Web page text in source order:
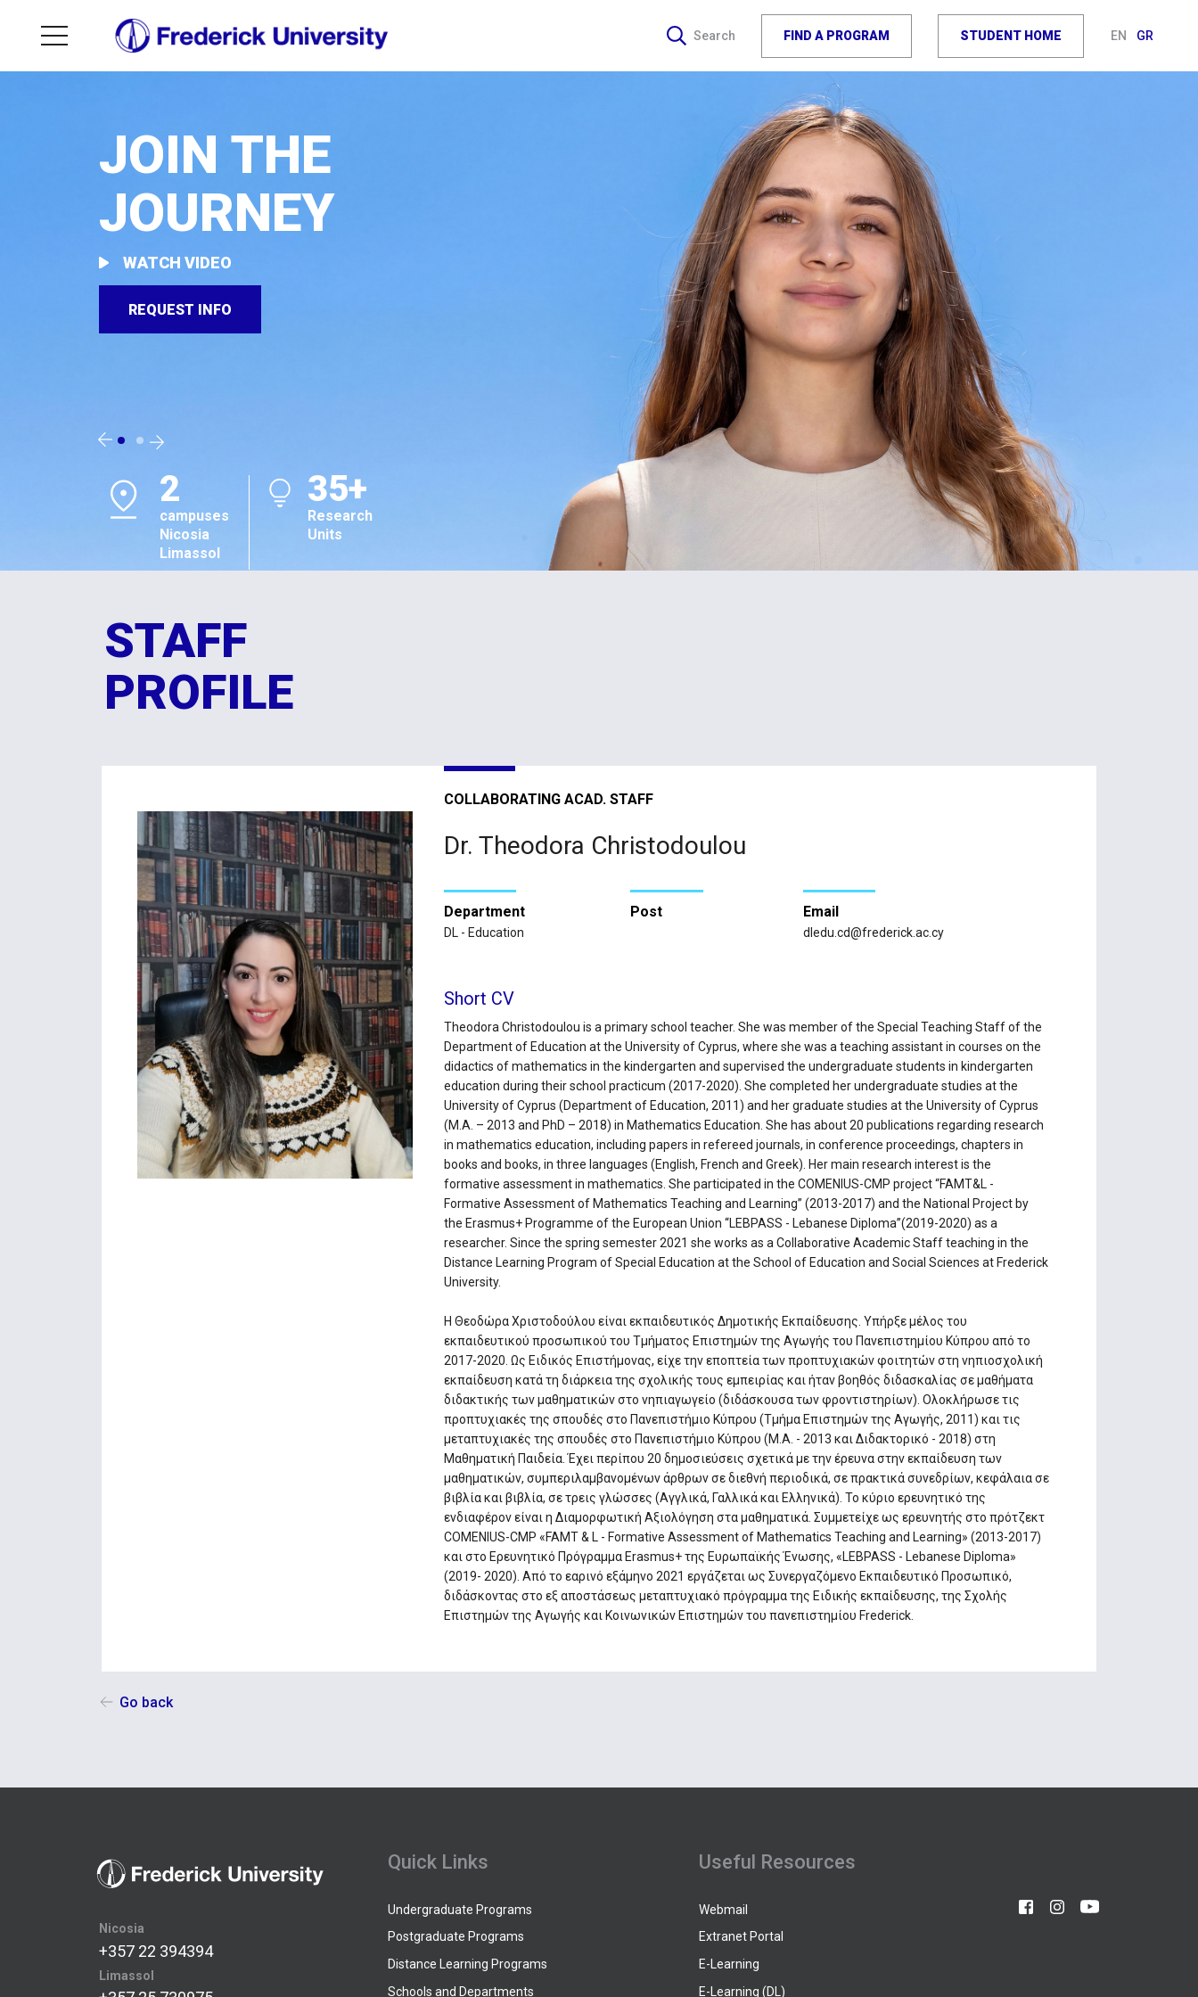
Search FIND A PROGRAM STUDENT HOME EN GR
JOIN THE
JOURNEY
WATCH VIDEO
REQUEST INFO
2
campuses
Nicosia
Limassol
35+
Research
Units
#1
in Cyprus
Sustainability
Ratings 2026
Ratings 2026
5
Schools
STAFF
PROFILE
COLLABORATING ACAD. STAFF
Dr. Theodora Christodoulou
Department
DL - Education
Post Email
dledu.cd@frederick.ac.cy
Short CV
Theodora Christodoulou is a primary school teacher. She was member of the Special Teaching Staff of the
Department of Education at the University of Cyprus, where she was a teaching assistant in courses on the
didactics of mathematics in the kindergarten and supervised the undergraduate students in kindergarten
education during their school practicum (2017-2020). She completed her undergraduate studies at the
University of Cyprus (Department of Education, 2011) and her graduate studies at the University of Cyprus
(Μ.A. – 2013 and PhD – 2018) in Mathematics Education. She has about 20 publications regarding research
in mathematics education, including papers in refereed journals, in conference proceedings, chapters in
books and books, in three languages (English, French and Greek). Her main research interest is the
formative assessment in mathematics. She participated in the COMENIUS-CMP project “FAMT&L -
Formative Assessment of Mathematics Teaching and Learning” (2013-2017) and the National Project by
the Erasmus+ Programme of the European Union ‘‘LEBPASS - Lebanese Diploma’’(2019-2020) as a
researcher. Since the spring semester 2021 she works as a Collaborative Academic Staff teaching in the
Distance Learning Program of Special Education at the School of Education and Social Sciences at Frederick
University.
Η Θεοδώρα Χριστοδούλου είναι εκπαιδευτικός Δημοτικής Εκπαίδευσης. Υπήρξε μέλος του
εκπαιδευτικού προσωπικού του Τμήματος Επιστημών της Αγωγής του Πανεπιστημίου Κύπρου από το
2017-2020. Ως Ειδικός Επιστήμονας, είχε την εποπτεία των προπτυχιακών φοιτητών στη νηπιοσχολική
εκπαίδευση κατά τη διάρκεια της σχολικής τους εμπειρίας και ήταν βοηθός διδασκαλίας σε μαθήματα
διδακτικής των μαθηματικών στο νηπιαγωγείο (διδάσκουσα των φροντιστηρίων). Ολοκλήρωσε τις
προπτυχιακές της σπουδές στο Πανεπιστήμιο Κύπρου (Τμήμα Επιστημών της Αγωγής, 2011) και τις
μεταπτυχιακές της σπουδές στο Πανεπιστήμιο Κύπρου (Μ.Α. - 2013 και Διδακτορικό - 2018) στη
Μαθηματική Παιδεία. Έχει περίπου 20 δημοσιεύσεις σχετικά με την έρευνα στην εκπαίδευση των
μαθηματικών, συμπεριλαμβανομένων άρθρων σε διεθνή περιοδικά, σε πρακτικά συνεδρίων, κεφάλαια σε
βιβλία και βιβλία, σε τρεις γλώσσες (Αγγλικά, Γαλλικά και Ελληνικά). Το κύριο ερευνητικό της
ενδιαφέρον είναι η Διαμορφωτική Αξιολόγηση στα μαθηματικά. Συμμετείχε ως ερευνητής στο πρότζεκτ
COMENIUS-CMP «FAMT & L - Formative Assessment of Mathematics Teaching and Learning» (2013-2017)
και στο Ερευνητικό Πρόγραμμα Erasmus+ της Ευρωπαϊκής Ένωσης, «LEBPASS - Lebanese Diploma»
(2019- 2020). Από το εαρινό εξάμηνο 2021 εργάζεται ως Συνεργαζόμενο Εκπαιδευτικό Προσωπικό,
διδάσκοντας στο εξ αποστάσεως μεταπτυχιακό πρόγραμμα της Ειδικής εκπαίδευσης, της Σχολής
Επιστημών της Αγωγής και Κοινωνικών Επιστημών του πανεπιστημίου Frederick.
Go back
Nicosia
+357 22 394394
Limassol
Quick Links
Undergraduate Programs
Postgraduate Programs
Distance Learning Programs
Schools and Departments
Useful Resources
Webmail
Extranet Portal
E-Learning
E-Learning (DL)